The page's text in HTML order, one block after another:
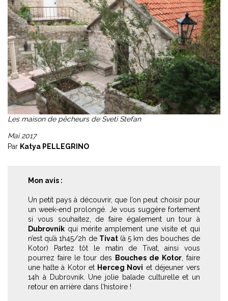
Les maison de pêcheurs de Sveti Stefan
Mai 2017
Par Katya PELLEGRINO
Mon avis :
Un petit pays à découvrir, que l’on peut choisir pour
un week-end prolongé. Je vous suggère fortement
si vous souhaitez, de faire également un tour à
Dubrovnik qui mérite amplement une visite et qui
n’est qu’à 1h45/2h de Tivat(à 5 km des bouches de
Kotor) Partez tôt le matin de Tivat, ainsi vous
pourrez faire le tour des Bouches de Kotor , faire
une halte à Kotor et Herceg Novi et déjeuner vers
14h à Dubrovnik. Une jolie balade culturelle et un
retour en arrière dans l’histoire !